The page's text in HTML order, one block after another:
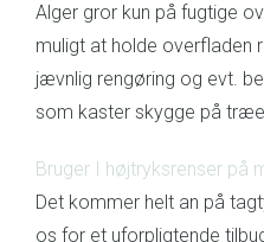
Alger gror kun på fugtige
muligt at holde overfladen
jævnlig rengøring og evt.
som kaster skygge på
Bruger I højtryksrenser på
Det kommer helt an på
os for et uforpligtende